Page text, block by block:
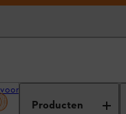
Producten
klanten